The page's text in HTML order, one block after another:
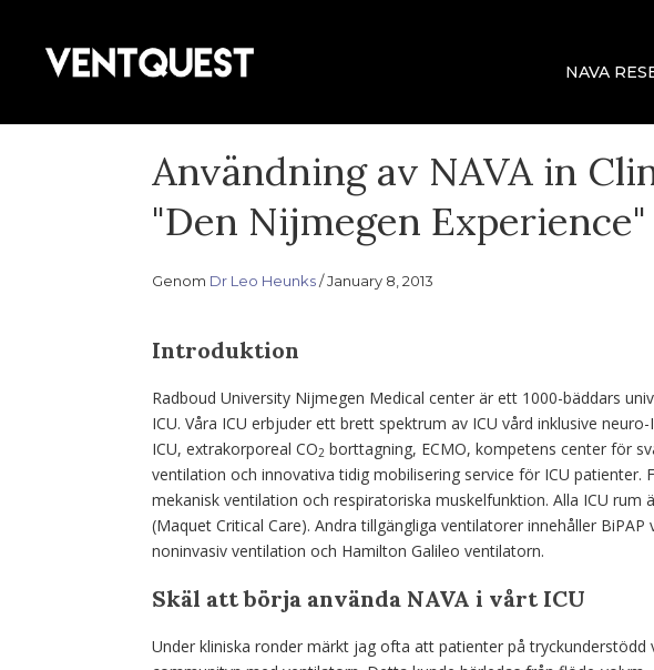
innehåll
NAVA
Användning av NAVA in
"Den Nijmegen Experience"
Genom Dr Leo Heunks January 8, 2013
Introduktion
Radboud University Nijmegen Medical center är ett 1000-bäddars
ICU. Våra ICU erbjuder ett brett spektrum av ICU vård inklusive
ICU, extrakorporeal CO2 borttagning, ECMO, kompetens center för
ventilation och innovativa tidig mobilisering service för ICU patienter.
mekanisk ventilation och respiratoriska muskelfunktion. Alla ICU rum
(Maquet Critical Care). Andra tillgängliga ventilatorer innehåller
noninvasiv ventilation och Hamilton Galileo ventilatorn.
Skäl att börja använda NAVA i vårt ICU
Under kliniska ronder märkt jag ofta att patienter på tryckunderstödd